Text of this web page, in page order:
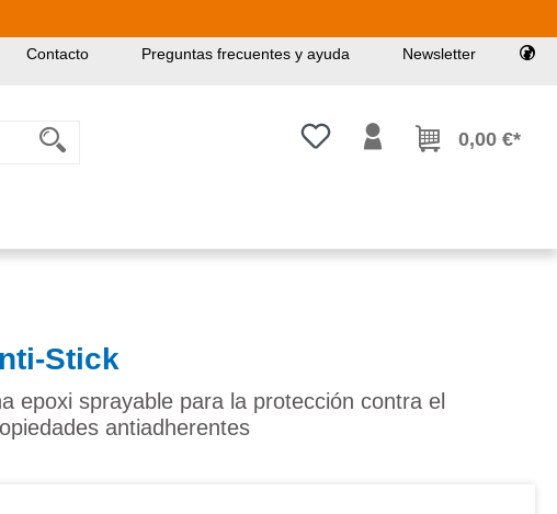
Contacto Preguntas frecuentes y ayuda Newsletter
Tienes 0 artículos en tu lista de
0,00 €*
Stick
epoxi sprayable para la protección contra el
antiadherentes